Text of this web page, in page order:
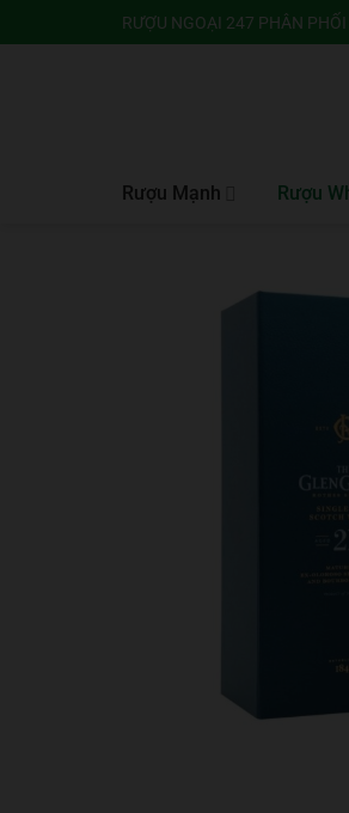
qua
RƯỢU NGOẠI 247 PHÂN
Rượu Mạnh Rượu